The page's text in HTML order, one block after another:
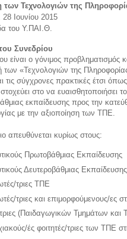
των Τεχνολογιών της
Ιουνίου 2015
του Υ.ΠΑΙ.Θ.
Συνεδρίου
είναι ο γόνιμος προβληματισμός
των «Τεχνολογιών της
τις σύγχρονες πρακτικές έτσι
στοχεύει στο να ευαισθητοποιήσει
εκπαίδευσης προς την
με την αξιοποίηση των ΤΠΕ.
απευθύνεται κυρίως στους:
Πρωτοβάθμιας Εκπαίδευσης
Δευτεροβάθμιας Εκπαίδευσης
τριες ΤΠΕ
τριες και επιμορφούμενους/ες
τριες (Παιδαγωγικών Τμημάτων
ές φοιτητές/τριες των ΤΠΕ